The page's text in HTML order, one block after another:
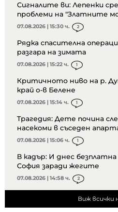
Сигналите ви: Лепенки
проблеми на "Златните
07.08.2026 | 15:30 ч. 2
Рядка спасителна
разгара на зимата
07.08.2026 | 15:22 ч. 1
Критичното ниво на р.
край о-в Белене
07.08.2026 | 15:14 ч. 1
Трагедия: Дете почина
насекоми в съседен
07.08.2026 | 15:06 ч. 1
В кадър: И днес
София заради жегите
07.08.2026 | 14:58 ч. 2
Виж всички